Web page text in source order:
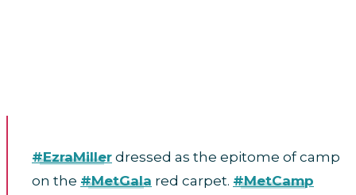
#EzraMiller dressed as the epitome of camp
on the #MetGala red carpet. #MetCamp